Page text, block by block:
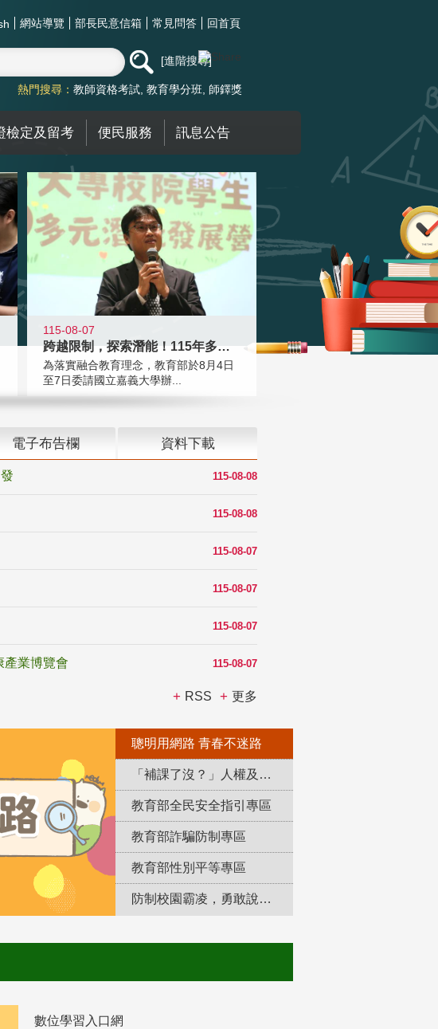
網站導覽 部長民意信箱 常見問答 回首頁
進階搜尋
熱門搜尋： 教師資格考試 教育學分班 師鐸獎
檢定及留考 便民服務 訊息公告
115-08-07
跨越限制，探索潛能！115年多元潛
為落實融合教育理念，教育部於8月4日
至7日委請國立嘉義大學辦...
電子布告欄 資料下載
115-08-08
115-08-08
115-08-07
115-08-07
115-08-07
115-08-07
產業博覽會
RSS 更多
聰明用網路 青春不迷路
「補課了沒？」人權及轉型正義教育專區
教育部全民安全指引專區
教育部詐騙防制專區
教育部性別平等專區
防制校園霸凌，勇敢說出來！
數位學習入口網